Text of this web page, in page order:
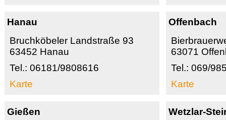
Hanau
Bruchköbeler Landstraße 93
63452 Hanau
Tel.: 06181/9808616
Karte
Offenbach
63071
Tel.: 069/
Karte
Gießen
Wetzlar-